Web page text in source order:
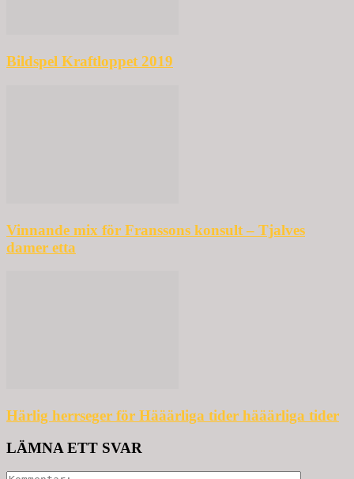
Bildspel Kraftloppet 2019
Vinnande mix för Franssons konsult – Tjalves
damer etta
Härlig herrseger för Hääärliga tider hääärliga tider
LÄMNA ETT SVAR